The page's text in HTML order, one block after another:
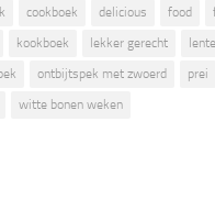
cookboek delicious food
kookboek lekker gerecht
ontbijtspek met zwoerd prei
witte bonen weken